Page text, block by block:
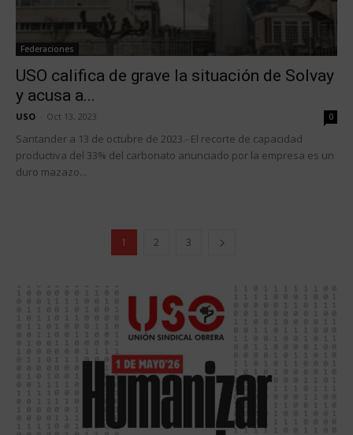
Federaciones
USO califica de grave la situación de Solvay
y acusa a...
USO Oct 13, 2023 0
Santander a 13 de octubre de 2023.- El recorte de capacidad
productiva del 33% del carbonato anunciado por la empresa es un
duro mazazo...
1 2 3